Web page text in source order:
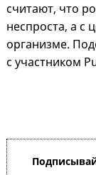
считают, что
неспроста, а с
организме.
с участником